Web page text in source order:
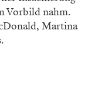
Vorbild nahm.
Martina